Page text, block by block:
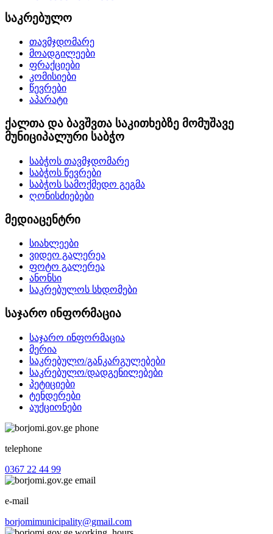
საკრებულო
თავმჯდომარე
მოადგილეები
ფრაქციები
კომისიები
წევრები
აპარატი
ქალთა და ბავშვთა საკითხებზე მომუშავე
მუნიციპალური საბჭო
საბჭოს თავმჯდომარე
საბჭოს წევრები
საბჭოს სამოქმედო გეგმა
ღონისძიებები
მედიაცენტრი
სიახლეები
ვიდეო გალერეა
ფოტო გალერეა
ანონსი
საკრებულოს სხდომები
საჯარო ინფორმაცია
საჯარო ინფორმაცია
მერია
საკრებულო/განკარგულებები
საკრებულო/დადგენილებები
პეტიციები
ტენდერები
აუქციონები
telephone
0367 22 44 99
e-mail
borjomimunicipality@gmail.com